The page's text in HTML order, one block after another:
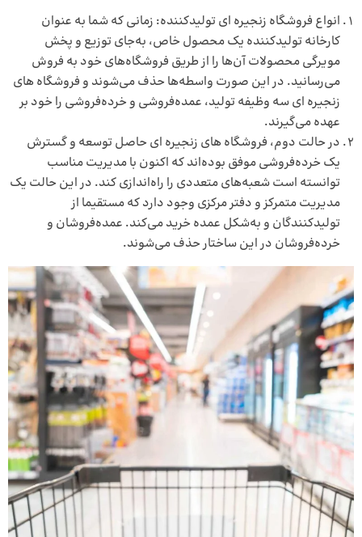
انواع فروشگاه زنجیره ای تولیدکننده: زمانی که شما به عنوان
کارخانه تولیدکننده یک محصول خاص، به‌جای توزیع و پخش
مویرگیمحصولات آن‌ها را از طریق فروشگاه‌های خود به فروش
می‌رسانید. در این صورت واسطه‌ها حذف می‌شوند و فروشگاه‌ های
زنجیره ای سه وظیفه تولید، عمده‌فروشی و خرده‌فروشی را خود بر
عهده می‌گیرند.
در حالت دوم، فروشگاه های زنجیره ای حاصل توسعه و گسترش
یک خرده‌فروشی موفق بوده‌اند که اکنون با مدیریت مناسب
توانسته است شعبه‌های متعددی را راه‌اندازی کند. در این حالت یک
مدیریت متمرکز و دفتر مرکزی وجود دارد که مستقیما از
تولیدکنندگان و به‌شکل عمده خرید می‌کند. عمده‌فروشان و
خرده‌فروشان در این ساختار حذف می‌شوند.